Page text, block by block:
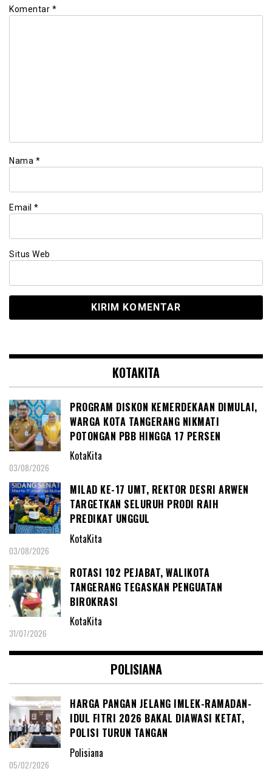
Komentar *
Nama *
Email *
Situs Web
KOTAKITA
PROGRAM DISKON KEMERDEKAAN DIMULAI,
WARGA KOTA TANGERANG NIKMATI
POTONGAN PBB HINGGA 17 PERSEN
KotaKita
03/08/2026
MILAD KE-17 UMT, REKTOR DESRI ARWEN
TARGETKAN SELURUH PRODI RAIH
PREDIKAT UNGGUL
KotaKita
03/08/2026
ROTASI 102 PEJABAT, WALIKOTA
TANGERANG TEGASKAN PENGUATAN
BIROKRASI
KotaKita
31/07/2026
POLISIANA
HARGA PANGAN JELANG IMLEK-RAMADAN-
IDUL FITRI 2026 BAKAL DIAWASI KETAT,
POLISI TURUN TANGAN
Polisiana
05/02/2026